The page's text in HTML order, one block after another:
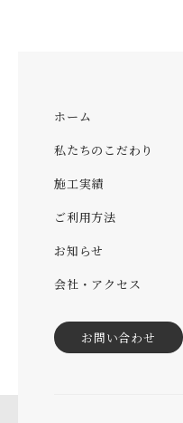
ホーム
私たちのこだわり
施工実績
ご利用方法
お知らせ
会社・アクセス
お問い合わせ